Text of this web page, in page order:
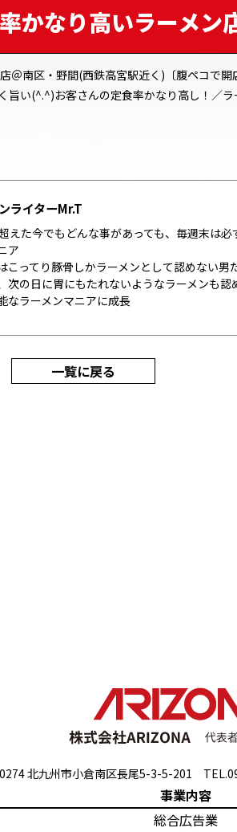
かなり高いラーメン
＠南区・野間(西鉄高宮駅近く)〔腹ペコで開
旨い(^.^)お客さんの定食率かなり高し！／
ライターMr.T
えた今でもどんな事があっても、毎週末は必
ア
こってり豚骨しかラーメンとして認めない男
次の日に胃にもたれないようなラーメンも認
なラーメンマニアに成長
一覧に戻る
北九州市小倉南区長尾5-3-5-201
事業内容
総合広告業